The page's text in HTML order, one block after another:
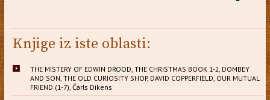
Knjige iz iste oblasti:
THE MISTERY OF EDWIN DROOD, THE CHRISTMAS BOOK 1-2, DOMBEY
AND SON, THE OLD CURIOSITY SHOP, DAVID COPPERFIELD, OUR MUTUAL
FRIEND (1-7), Čarls Dikens